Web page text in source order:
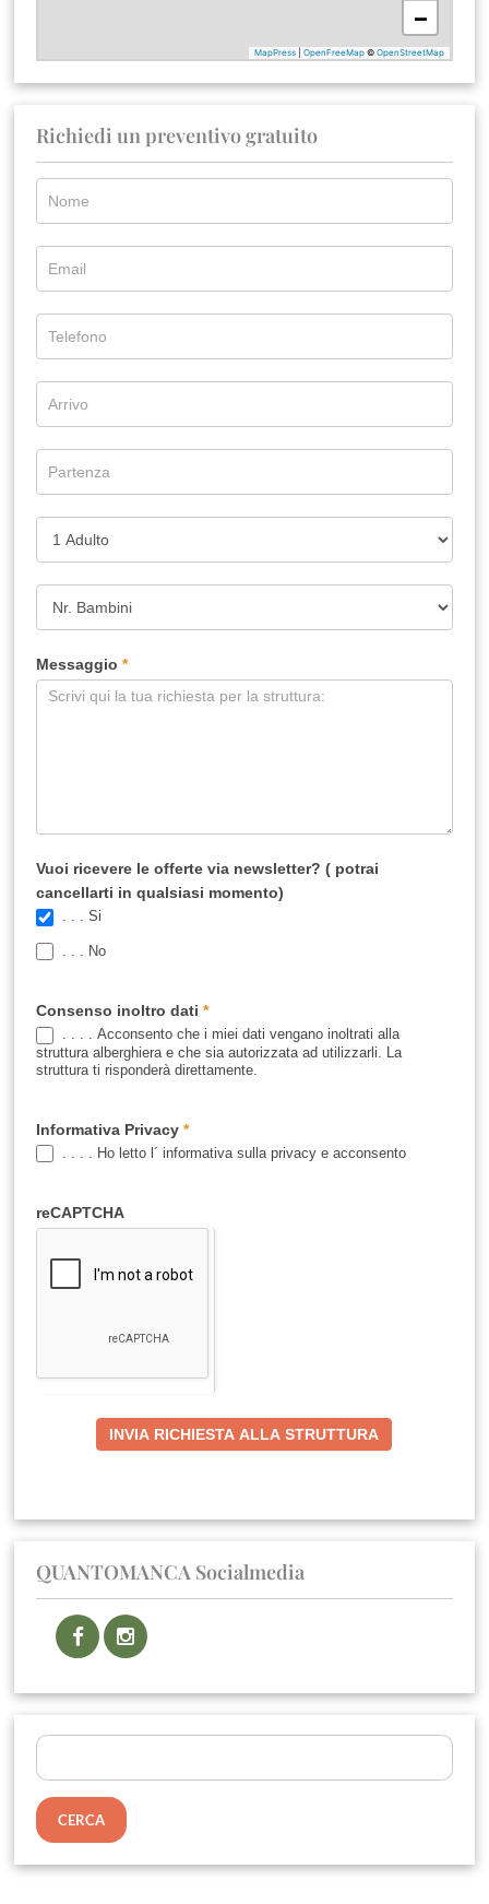
Richiedi un preventivo gratuito
Messaggio*
Vuoi ricevere le offerte via newsletter? ( potrai
cancellarti in qualsiasi momento)
. . . Si
. . . No
Consenso inoltro dati*
. . . . Acconsento che i miei dati vengano inoltrati alla
struttura alberghiera e che sia autorizzata ad utilizzarli. La
struttura ti risponderà direttamente.
Informativa Privacy*
. . . . Ho letto l´ informativa sulla privacy e acconsento
reCAPTCHA
INVIA RICHIESTA ALLA STRUTTURA
QUANTOMANCA Socialmedia
Ricerca
per: